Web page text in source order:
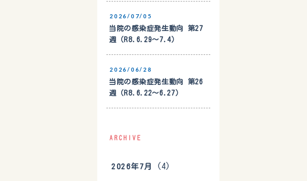
2026/07/05
当院の感染症発生動向 第27
週（R8.6.29〜7.4）
2026/06/28
当院の感染症発生動向 第26
週（R8.6.22〜6.27）
ARCHIVE
2026年7月 (4)